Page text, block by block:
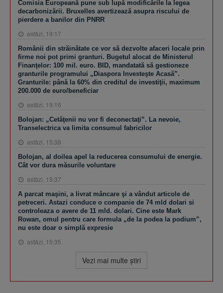
Comisia Europeană pune sub lupă modificările la legea
decarbonizării. Bruxelles avertizează asupra riscului de
pierdere a banilor din PNRR
astăzi, 19:17
Românii din străinătate ce vor să dezvolte afaceri locale prin
firme noi pot primi granturi. Bugetul alocat de Ministerul
Finanţelor: 100 mil. euro. BID, mandatată să gestioneze
granturile programului „Diaspora Investeşte Acasă”.
Granturile: până la 60% din creditul de investiţii, maximum
200.000 de euro/beneficiar
astăzi, 19:16
Bolojan: „Cetăţenii nu vor fi deconectaţi”. La nevoie,
Transelectrica va limita consumul fabricilor
astăzi, 15:38
Bolojan, al doilea apel la reducerea consumului de energie.
Cât vor dura măsurile voluntare
astăzi, 15:37
A parcat maşini, a livrat mâncare şi a vândut articole de
petreceri. Astazi conduce o companie de 74 mld dolari si
controleaza o avere de 11 mld. dolari. Cine este Mark
Rowan, omul pentru care formula „de la podea la podium”,
nu este doar o simplă expresie
astăzi, 15:35
Vezi mai multe ştiri